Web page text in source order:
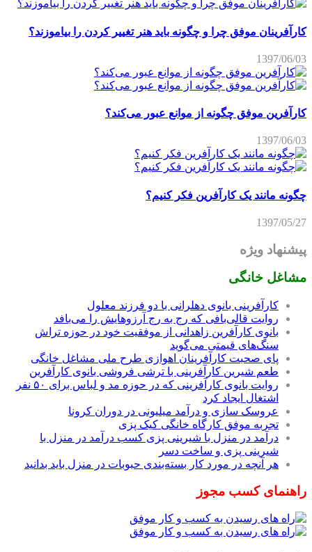
کارآفرینان موفق چرا و چگونه باید هنر تغییر کردن را بیاموزند؟
1397/06/03
کارآفرین موفق چگونه از موانع عبور می‌کند؟
1397/06/03
چگونه مانند یک کارآفرین فکر کنیم؟
1397/05/27
پیشنهاد ویژه
مشاغل خانگی
کارآفرینی بانوی دهلرانی با دو فرزند معلول
روایت قالی‌بافی که رج به رج آرزوهایش را می‌بافد
بانوی کارآفرین زاهدانی از موفقیت خود در حوزه تراش
سنگ‌های قیمتی می‌گوید
پای صحبت کارآفرینان اهوازی طرح ملی مشاغل خانگی
طعم شیرین کارآفرینی با ترشی فروشی بانوی کارآفرین
روایت بانوی کارآفرینی که در حوزه مد و لباس برای ۵۰ نفر
اشتغال ایجاد کرد
عروسک سازی و درآمد میلیونی در دوران کرونا
تجربه موفق کارگاه خانگی کیک پزی
درآمد در منزل با شیرینی پزی کسب درآمد در منزل با
شیرینی پزی و ساخت دسر
هر آنچه در مورد کار بسته‌بندی حبوبات در منزل باید بدانید
راهنمای کسب مجوز